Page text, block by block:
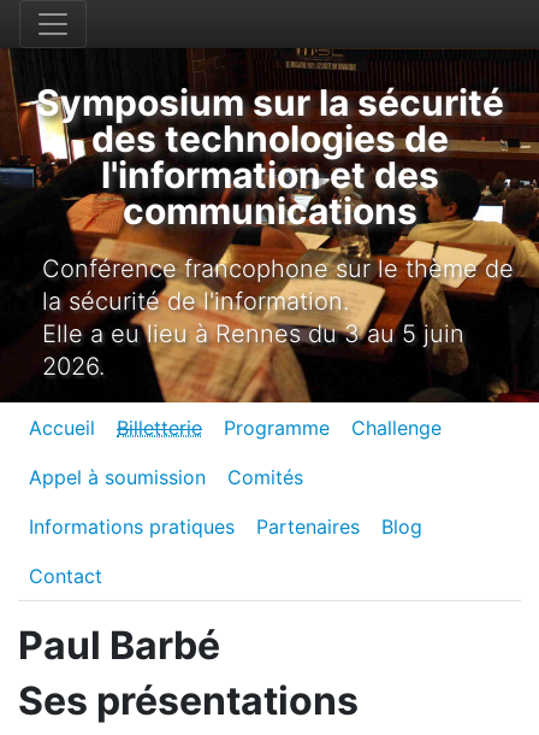
Symposium sur la sécurité
des technologies de
l'information et des
communications
Conférence francophone sur le thème de
la sécurité de l'information.
Elle a eu lieu à Rennes du 3 au 5 juin
2026.
Accueil Billetterie Programme Challenge
Appel à soumission Comités
Informations pratiques Partenaires Blog
Contact
Paul Barbé
Ses présentations